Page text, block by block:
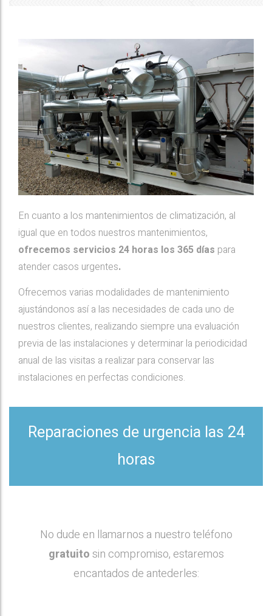
En cuanto a los mantenimientos de climatización, al
igual que en todos nuestros mantenimientos,
ofrecemos servicios 24 horas los 365 días para
atender casos urgentes.
Ofrecemos varias modalidades de mantenimiento
ajustándonos así a las necesidades de cada uno de
nuestros clientes, realizando siempre una evaluación
previa de las instalaciones y determinar la periodicidad
anual de las visitas a realizar para conservar las
instalaciones en perfectas condiciones.
Reparaciones de urgencia las 24
horas
No dude en llamarnos a nuestro teléfono
gratuitosin compromiso, estaremos
encantados de antederles: